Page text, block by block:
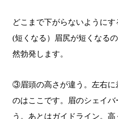
どこまで下がらないように
(短くなる）眉尻が短くなる
然勃発します。
③眉頭の高さが違う。左右に
のはここです。眉のシェイバ
う。あとはガイドライン。